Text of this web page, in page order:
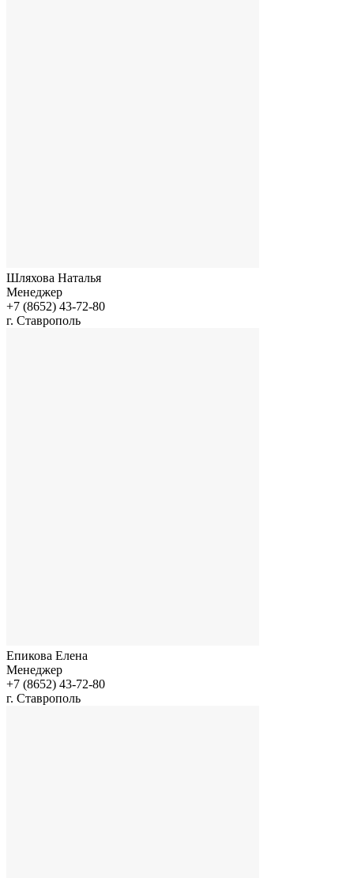
Шляхова Наталья
Менеджер
+7 (8652) 43-72-80
г. Ставрополь
Епикова Елена
Менеджер
+7 (8652) 43-72-80
г. Ставрополь